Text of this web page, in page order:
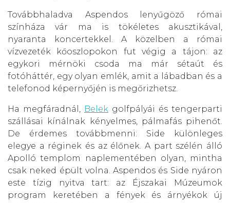
Továbbhaladva Aspendos lenyűgöző római
színháza vár ma is tökéletes akusztikával,
nyaranta koncertekkel. A közelben a római
vízvezeték kőoszlopokon fut végig a tájon: az
egykori mérnöki csoda ma már sétaút és
fotóháttér, egy olyan emlék, amit a lábadban és a
telefonod képernyőjén is megőrizhetsz.
Ha megfáradnál, Belek golfpályái és tengerparti
szállásai kínálnak kényelmes, pálmafás pihenőt.
De érdemes továbbmenni: Side különleges
elegye a réginek és az élőnek. A part szélén álló
Apolló templom naplementében olyan, mintha
csak neked épült volna. Aspendos és Side nyáron
este tízig nyitva tart: az Éjszakai Múzeumok
program keretében a fények és árnyékok új